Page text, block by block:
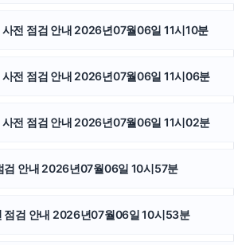
이혼전문변호사
전 점검 안내 2026년07월06일 11시10분
전 점검 안내 2026년07월06일 11시06분
전 점검 안내 2026년07월06일 11시02분
검 안내 2026년07월06일 10시57분
점검 안내 2026년07월06일 10시53분